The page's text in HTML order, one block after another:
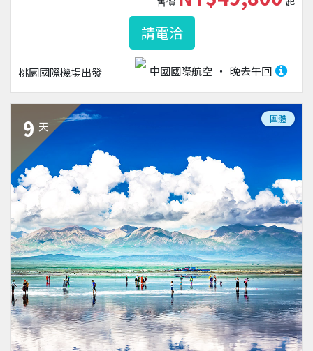
桃園國際機場出發 中國國際航空 晚去午回
請電洽
9 天
團體